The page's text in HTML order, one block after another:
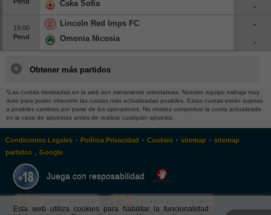
Cska Sofia
-
19:00
Pend
Lincoln Red Imps FC
Omonia Nicosia
-
-
Obtener más partidos
*Las cuotas mostradas en la web son meramente orientativas. Nuestro equipo trabaja muy
duro para poder ofrecerte las cuotas más actualizadas posibles. Estas cuotas están sujetas
a posibles cambios por parte de los operadores. No olvides comprobar la cuota actualizada
en la casa de apuestas antes de realizar cualquier apuesta.
Condiciones Legales· Política Privacidad · Cookies· sitemap· sitemap
partidos. Google
Juega con resposabilidad
Esta web utiliza cookies para habilitar la funcionalidad